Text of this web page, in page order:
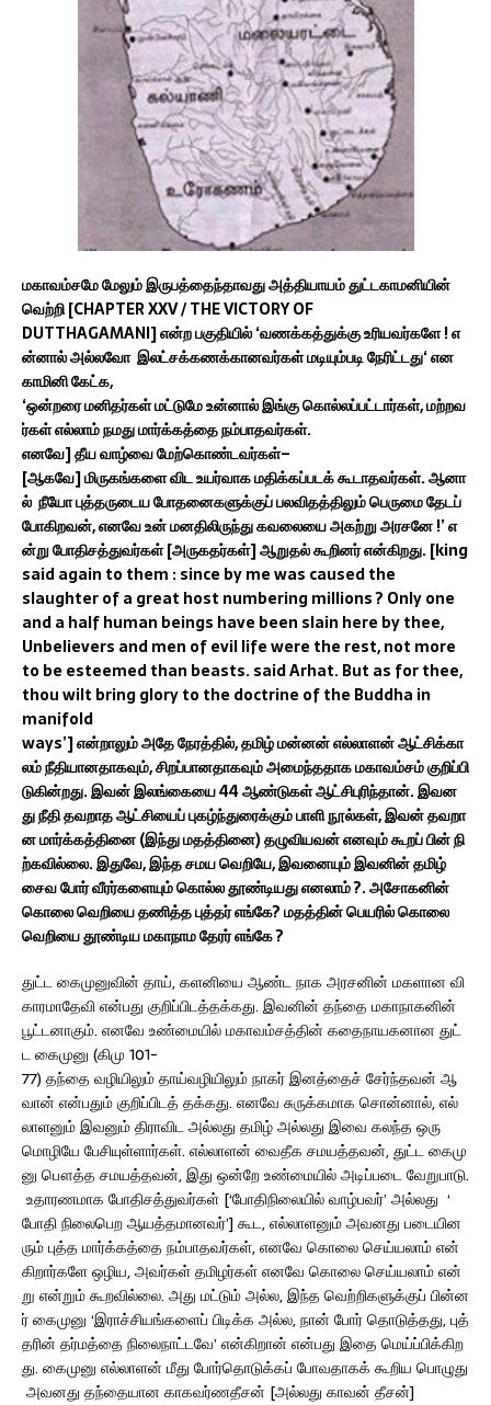
மகாவம்சமேமேலும்இருபத்தைந்தாவதுஅத்தியாயம்துட்டகாமனியின்
வெற்றி[CHAPTER XXV / THE VICTORY OF
DUTTHAGAMANI]என்றபகுதியில்‘வணக்கத்துக்குஉரியவர்களே!எ
ன்னால்அல்லவோ இலட்சக்கணக்கானவர்கள்மடியும்படிநேரிட்டது‘என
காமினிகேட்க,
‘ஒன்றரைமனிதர்கள்மட்டுமேஉன்னால்இங்குகொல்லப்பட்டார்கள்,மற்றவ
ர்கள்எல்லாம்நமதுமார்க்கத்தைநம்பாதவர்கள்.
எனவே]தீயவாழ்வைமேற்கொண்டவர்கள்–
[ஆகவே]மிருகங்களைவிடஉயர்வாகமதிக்கப்படக்கூடாதவர்கள்.ஆனா
ல் நீயோபுத்தருடையபோதனைகளுக்குப்பலவிதத்திலும்பெருமைதேடப்
போகிறவன்,எனவேஉன்மனதிலிருந்துகவலையைஅகற்றுஅரசனே!’எ
ன்றுபோதிசத்துவர்கள்[அருகதர்கள்]ஆறுதல்கூறினர்என்கிறது. [king
said again to them : since by me was caused the
slaughter of a great host numbering millions ? Only one
and a half human beings have been slain here by thee,
Unbelievers and men of evil life were the rest, not more
to be esteemed than beasts. said Arhat. But as for thee,
thou wilt bring glory to the doctrine of the Buddha in
manifold
ways’]என்றாலும்அதேநேரத்தில்,தமிழ்மன்னன்எல்லாளன்ஆட்சிக்கா
லம்நீதியானதாகவும்,சிறப்பானதாகவும்அமைந்ததாகமகாவம்சம்குறிப்பி
டுகின்றது.இவன்இலங்கையை44ஆண்டுகள்ஆட்சிபுரிந்தான்.இவன
துநீதிதவறாதஆட்சியைப்புகழ்ந்துரைக்கும்பாளிநூல்கள்,இவன்தவறா
னமார்க்கத்தினை(இந்துமதத்தினை)தழுவியவன்எனவும்கூறப்பின்நி
ற்கவில்லை.இதுவே,இந்தசமயவெறியே,இவனையும்இவனின்தமிழ்
சைவபோர்வீரர்களையும்கொல்லதூண்டியதுஎனலாம்?.அசோகனின்
கொலைவெறியைதணித்தபுத்தர்எங்கே?மதத்தின்பெயரில்கொலை
வெறியைதூண்டியமகாநாமதேரர்எங்கே?
துட்ட கைமுனுவின் தாய், களனியை ஆண்ட நாக அரசனின் மகளான வி
காரமாதேவி என்பது குறிப்பிடத்தக்கது. இவனின் தந்தை மகாநாகனின்
பூட்டனாகும். எனவே உண்மையில் மகாவம்சத்தின் கதைநாயகனான துட்
ட கைமுனு (கிமு 101-
77) தந்தை வழியிலும் தாய்வழியிலும் நாகர் இனத்தைச் சேர்ந்தவன் ஆ
வான் என்பதும் குறிப்பிடத் தக்கது. எனவே சுருக்கமாக சொன்னால், எல்
லாளனும் இவனும் திராவிட அல்லது தமிழ் அல்லது இவை கலந்த ஒரு
மொழியே பேசியுள்ளார்கள். எல்லாளன் வைதீக சமயத்தவன், துட்ட கைமு
னு பௌத்த சமயத்தவன், இது ஒன்றே உண்மையில் அடிப்படை வேறுபாடு.
உதாரணமாக போதிசத்துவர்கள் [‘போதிநிலையில் வாழ்பவர்’ அல்லது ‘
போதி நிலைபெற ஆயத்தமானவர்’] கூட, எல்லாளனும் அவனது படையின
ரும் புத்த மார்க்கத்தை நம்பாதவர்கள், எனவே கொலை செய்யலாம் என்
கிறார்களே ஒழிய, அவர்கள் தமிழர்கள் எனவே கொலை செய்யலாம் என்
று என்றும் கூறவில்லை. அது மட்டும் அல்ல, இந்த வெற்றிகளுக்குப் பின்ன
ர் கைமுனு ‘இராச்சியங்களைப் பிடிக்க அல்ல, நான் போர் தொடுத்தது, புத்
தரின் தர்மத்தை நிலைநாட்டவே’ என்கிறான் என்பது இதை மெய்ப்பிக்கிற
து. கைமுனு எல்லாளன் மீது போர்தொடுக்கப் போவதாகக் கூறிய பொழுது
அவனது தந்தையான காகவர்ணதீசன் [அல்லது காவன் தீசன்]